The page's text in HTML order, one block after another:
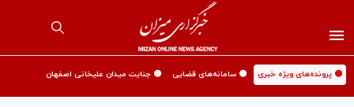
🟡 پرونده‌های ویژه خبری 🟡 سامانه‌های قضایی 🟡 جنایت میدان علیخانی اصفهان